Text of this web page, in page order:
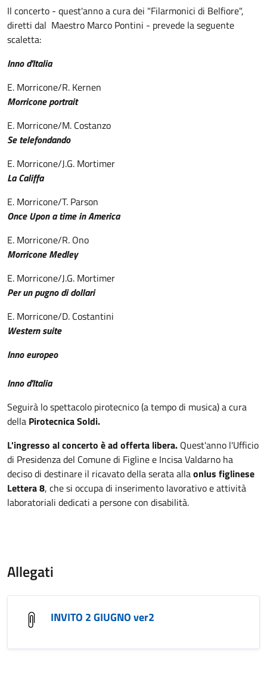
Il concerto - quest'anno a cura dei "Filarmonici di Belfiore",
diretti dal Maestro Marco Pontini - prevede la seguente
scaletta:
Inno d'Italia
E. Morricone/R. Kernen
Morricone portrait
E. Morricone/M. Costanzo
Se telefondando
E. Morricone/J.G. Mortimer
La Califfa
E. Morricone/T. Parson
Once Upon a time in America
E. Morricone/R. Ono
Morricone Medley
E. Morricone/J.G. Mortimer
Per un pugno di dollari
E. Morricone/D. Costantini
Western suite
Inno europeo
Inno d'Italia
Seguirà lo spettacolo pirotecnico (a tempo di musica) a cura
della Pirotecnica Soldi.
L'ingresso al concerto è ad offerta libera. Quest'anno l'Ufficio
di Presidenza del Comune di Figline e Incisa Valdarno ha
deciso di destinare il ricavato della serata allaonlus figlinese
Lettera 8, che si occupa di inserimento lavorativo e attività
laboratoriali dedicati a persone con disabilità.
Allegati
INVITO 2 GIUGNO ver2